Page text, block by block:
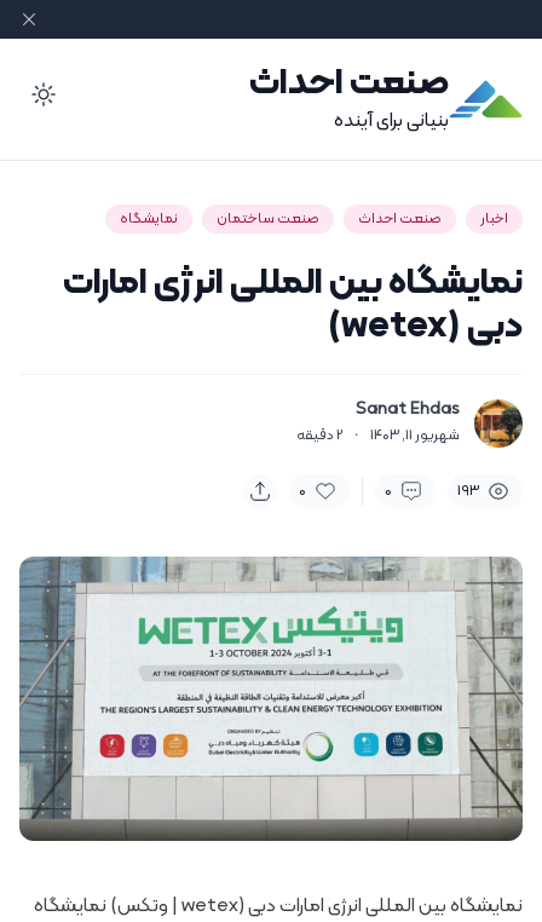
صنعت احداث
بنیانی برای آینده
اخبار صنعت احداث صنعت ساختمان نمایشگاه
نمایشگاه بین المللی انرژی امارات
دبی (wetex)
Sanat Ehdas
شهریور 11, 1403 ·
2دقیقه
193
0
0
نمایشگاه بین المللی انرژی امارات دبی (wetex | وتکس) نمایشگاه